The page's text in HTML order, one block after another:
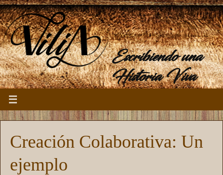
Escribiendo una
Historia Viva
Creación Colaborativa: Un
ejemplo